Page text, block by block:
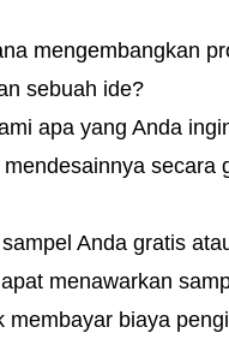
mengembangkan
sebuah ide?
apa yang Anda
mendesainnya secara
Anda gratis
menawarkan
membayar biaya